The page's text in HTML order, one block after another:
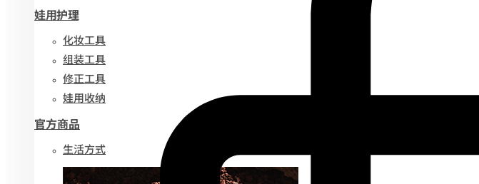
娃用护理
化妆工具
组装工具
修正工具
娃用收纳
官方商品
生活方式